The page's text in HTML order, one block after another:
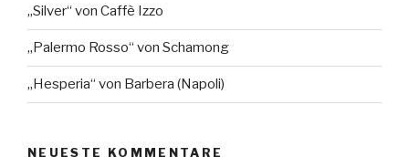
„Silver“ von Caffè Izzo
„Palermo Rosso“ von Schamong
„Hesperia“ von Barbera (Napoli)
NEUESTE KOMMENTARE